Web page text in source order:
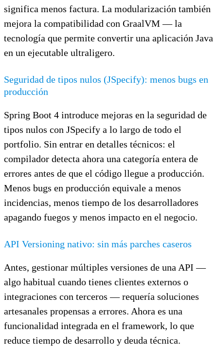
significa menos factura. La modularización también
mejora la compatibilidad con GraalVM — la
tecnología que permite convertir una aplicación Java
en un ejecutable ultraligero.
Seguridad de tipos nulos (JSpecify): menos bugs en
producción
Spring Boot 4 introduce mejoras en la seguridad de
tipos nulos con JSpecify a lo largo de todo el
portfolio. Sin entrar en detalles técnicos: el
compilador detecta ahora una categoría entera de
errores antes de que el código llegue a producción.
Menos bugs en producción equivale a menos
incidencias, menos tiempo de los desarrolladores
apagando fuegos y menos impacto en el negocio.
API Versioning nativo: sin más parches caseros
Antes, gestionar múltiples versiones de una API —
algo habitual cuando tienes clientes externos o
integraciones con terceros — requería soluciones
artesanales propensas a errores. Ahora es una
funcionalidad integrada en el framework, lo que
reduce tiempo de desarrollo y deuda técnica.